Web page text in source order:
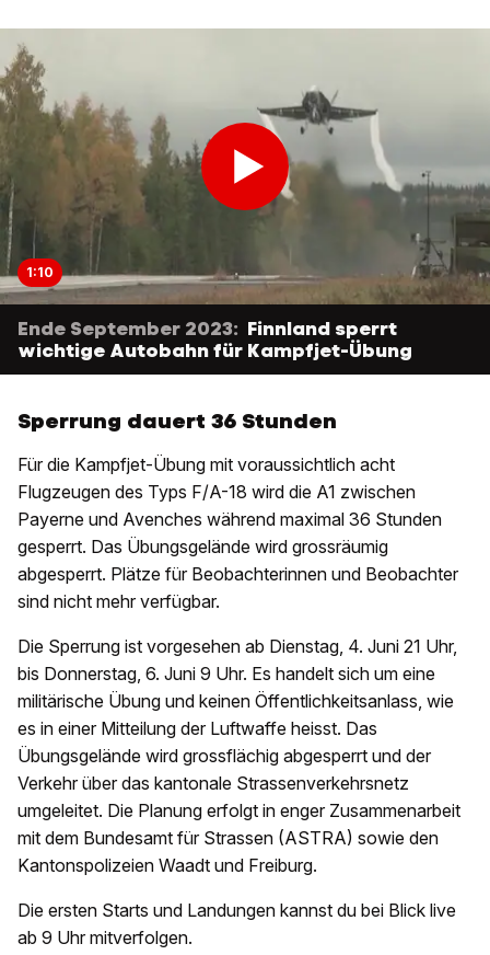
1:10
Ende September 2023: Finnland sperrt
wichtige Autobahn für Kampfjet-Übung
Sperrung dauert 36 Stunden
Für die Kampfjet-Übung mit voraussichtlich acht
Flugzeugen des Typs F/A-18 wird die A1 zwischen
Payerne und Avenches während maximal 36 Stunden
gesperrt. Das Übungsgelände wird grossräumig
abgesperrt. Plätze für Beobachterinnen und Beobachter
sind nicht mehr verfügbar.
Die Sperrung ist vorgesehen ab Dienstag, 4. Juni 21 Uhr,
bis Donnerstag, 6. Juni 9 Uhr. Es handelt sich um eine
militärische Übung und keinen Öffentlichkeitsanlass, wie
es in einer Mitteilung der Luftwaffe heisst. Das
Übungsgelände wird grossflächig abgesperrt und der
Verkehr über das kantonale Strassenverkehrsnetz
umgeleitet. Die Planung erfolgt in enger Zusammenarbeit
mit dem Bundesamt für Strassen (ASTRA) sowie den
Kantonspolizeien Waadt und Freiburg.
Die ersten Starts und Landungen kannst du bei Blick live
ab 9 Uhr mitverfolgen.